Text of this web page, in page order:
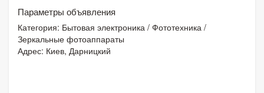
Параметры объявления
Категория: Бытовая электроника / Фототехника /
Зеркальные фотоаппараты
Адрес: Киев, Дарницкий